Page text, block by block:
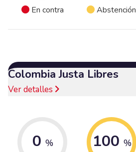
En contra Abstención
Colombia Justa Libres
Ver detalles
0 % 100 %